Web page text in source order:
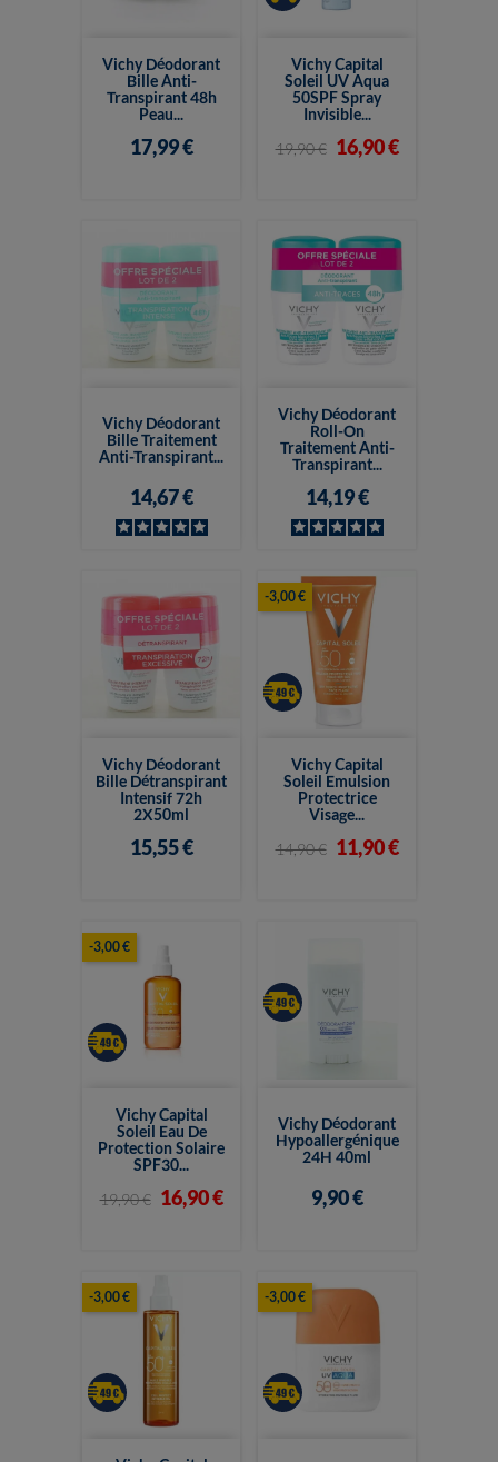
Vichy Déodorant
Bille Anti-
Transpirant 48h
Peau...
17,99 €
Vichy Capital
Soleil UV Aqua
50SPF Spray
Invisible...
19,90 € 16,90 €
Vichy Déodorant
Bille Traitement
Anti-Transpirant...
14,67 €
Vichy Déodorant
Roll-On
Traitement Anti-
Transpirant...
14,19 €
Vichy Déodorant
Bille Détranspirant
Intensif 72h
2X50ml
15,55 €
Vichy Capital
Soleil Emulsion
Protectrice
Visage...
14,90 € 11,90 €
-3,00 €
Vichy Capital
Soleil Eau De
Protection Solaire
SPF30...
19,90 € 16,90 €
-3,00 €
Vichy Déodorant
Hypoallergénique
24H 40ml
9,90 €
-3,00 € -3,00 €